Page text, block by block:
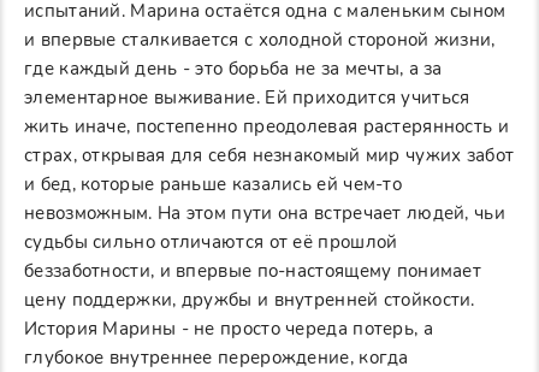
испытаний. Марина остаётся одна с маленьким сыном
и впервые сталкивается с холодной стороной жизни,
где каждый день - это борьба не за мечты, а за
элементарное выживание. Ей приходится учиться
жить иначе, постепенно преодолевая растерянность и
страх, открывая для себя незнакомый мир чужих забот
и бед, которые раньше казались ей чем-то
невозможным. На этом пути она встречает людей, чьи
судьбы сильно отличаются от её прошлой
беззаботности, и впервые по-настоящему понимает
цену поддержки, дружбы и внутренней стойкости.
История Марины - не просто череда потерь, а
глубокое внутреннее перерождение, когда